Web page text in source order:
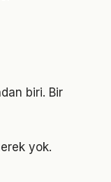
biri. Bir
yok.